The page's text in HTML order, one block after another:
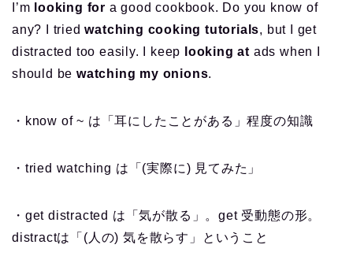
I’m looking for a good cookbook. Do you know of
any? I triedwatching cooking tutorials, but I get
distracted too easily. I keep
looking at ads when I
should bewatching my onions.
・know of ~ は「耳にしたことがある」程度の知識
・tried watching は「(実際に) 見てみた」
・get distracted は「気が散る」。get 受動態の形。
distractは「(人の) 気を散らす」ということ